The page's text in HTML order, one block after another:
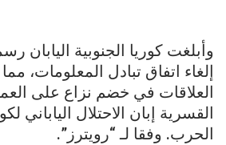
وأبلغت كوريا الجنوبية اليابان
إلغاء اتفاق تبادل المعلومات،
العلاقات في خضم نزاع على
القسرية إبان الاحتلال الياباني
الحرب. وفقا لـ “رويترز”.